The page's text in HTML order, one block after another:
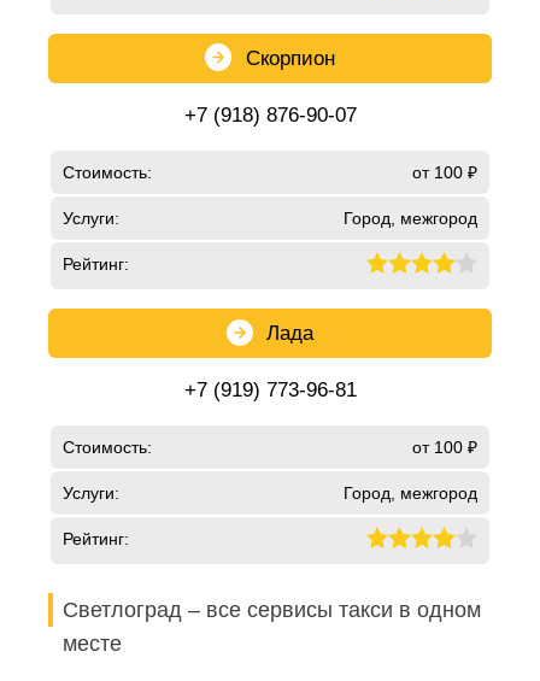
Скорпион
+7 (918) 876-90-07
Стоимость: от 100 ₽
Услуги: Город, межгород
Рейтинг:
Лада
+7 (919) 773-96-81
Стоимость: от 100 ₽
Услуги: Город, межгород
Рейтинг:
Светлоград – все сервисы такси в одном
месте